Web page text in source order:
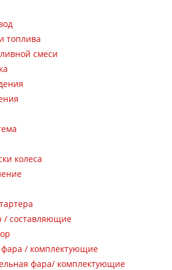
топлива
смеси
колеса
/ составляющие
/ комплектующие
фара/ комплектующие